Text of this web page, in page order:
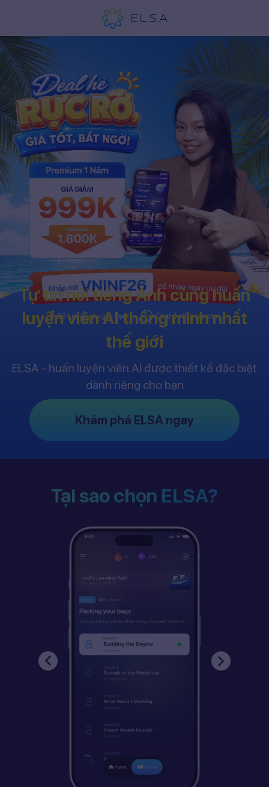
Tự tin nói tiếng Anh cùng huấn
luyện viên AI thông minh nhất
thế giới
ELSA - huấn luyện viên AI được thiết kế đặc biệt
dành riêng cho bạn
Khám phá ELSA ngay
Tại sao chọn ELSA?